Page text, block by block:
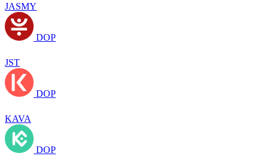
JASMY
DOP
JST
DOP
KAVA
DOP